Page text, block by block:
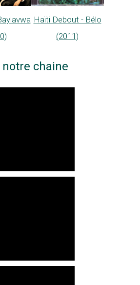
Haïti Debout - Bélo
(2011)
chaine